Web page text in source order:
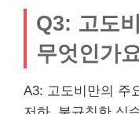
Q3: 고도
무엇인가
A3: 고도비만의 주